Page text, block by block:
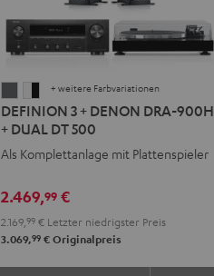
DEFINION
3
+
DENON
900H
+
DUAL
DT
DEFINION
3
+
DENON
900H
+
DUAL
DT
+ weitere Farbvariationen
DEFINION 3 + DENON DRA-900H
+ DUAL DT 500
Als Komplettanlage mit Plattenspieler
2.469,99€
2.169, 99€Letzter niedrigster Preis
3.069,99€Originalpreis